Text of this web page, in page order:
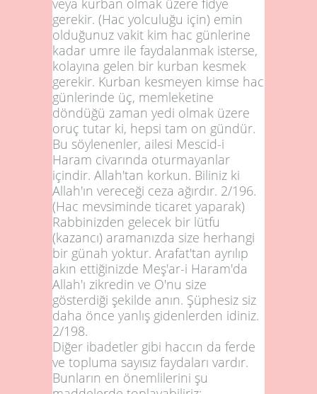
gerekir. (Hac yolculuğu için) emin
olduğunuz vakit kim hac günlerine
kadar umre ile faydalanmak isterse,
kolayına gelen bir kurban kesmek
gerekir. Kurban kesmeyen kimse hac
günlerinde üç, memleketine
döndüğü zaman yedi olmak üzere
oruç tutar ki, hepsi tam on gündür.
Bu söylenenler, ailesi Mescid-i
Haram civarında oturmayanlar
içindir. Allah'tan korkun. Biliniz ki
Allah'ın vereceği ceza ağırdır. 2/196.
(Hac mevsiminde ticaret yaparak)
Rabbinizden gelecek bir lütfu
(kazancı) aramanızda size herhangi
bir günah yoktur. Arafat'tan ayrılıp
akın ettiğinizde Meş'ar-i Haram'da
Allah'ı zikredin ve O'nu size
gösterdiği şekilde anın. Şüphesiz siz
daha önce yanlış gidenlerden idiniz.
2/198.
Diğer ibadetler gibi haccın da ferde
ve topluma sayısız faydaları vardır.
Bunların en önemlilerini şu